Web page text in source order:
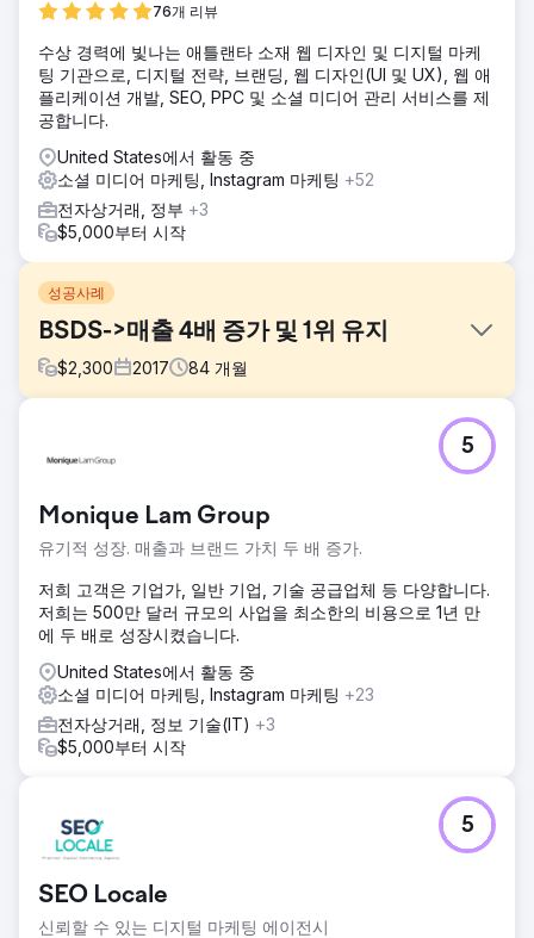
76개 리뷰
수상 경력에 빛나는 애틀랜타 소재 웹 디자인 및 디지털 마케
팅 기관으로, 디지털 전략, 브랜딩, 웹 디자인(UI 및 UX), 웹 애
플리케이션 개발, SEO, PPC 및 소셜 미디어 관리 서비스를 제
공합니다.
United States에서 활동 중
소셜 미디어 마케팅, Instagram 마케팅 +52
전자상거래, 정부 +3
$5,000부터 시작
성공사례
BSDS->매출 4배 증가 및 1위 유지
$2,300 2017 84 개월
Hyannis Ma의 Body Sense Day Spa는 Google에 순위가 없
고 트래픽이 거의 없기 때문에 풀 서비스 대행사를 원했습니
습니다.
솔루션
우리는 웹사이트를 재구축하고 POS 시스템에 추가했으며
SEO/SEM을 강화하고 광범위한 소셜 미디어 참여와 지원을 통
해 풀서비스 디지털 마케팅을 제공했습니다. 그들은 7년 넘게
우리의 고객이었습니다.
결과
그들은 지역 내에서 다른 모든 사업체보다 높은 순위를 차지하
고 있으며 번창하고 있습니다. 우리는 현금 흐름을 4배로 늘렸
습니다. 그들은 7년이 지난 지금도 우리와 함께 있습니다.
Monique Lam Group
유기적 성장. 매출과 브랜드 가치 두 배 증가.
5
저희 고객은 기업가, 일반 기업, 기술 공급업체 등 다양합니다.
저희는 500만 달러 규모의 사업을 최소한의 비용으로 1년 만
에 두 배로 성장시켰습니다.
United States에서 활동 중
소셜 미디어 마케팅, Instagram 마케팅 +23
전자상거래, 정보 기술(IT) +3
$5,000부터 시작
SEO Locale
신뢰할 수 있는 디지털 마케팅 에이전시
5